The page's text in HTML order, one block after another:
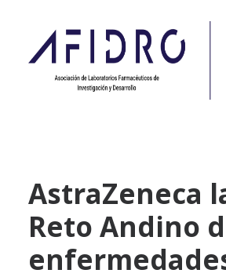
PROPÓSITO
PROYECTOS
ASOCIADOS
AstraZeneca
Reto Andino